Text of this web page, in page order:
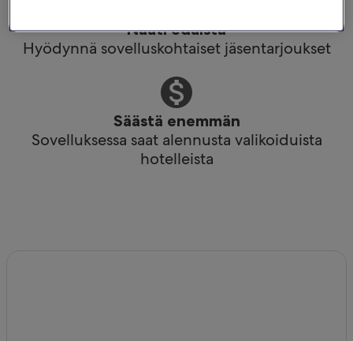
Nauti eduista
Hyödynnä sovelluskohtaiset jäsentarjoukset
Säästä enemmän
Sovelluksessa saat alennusta valikoiduista
hotelleista